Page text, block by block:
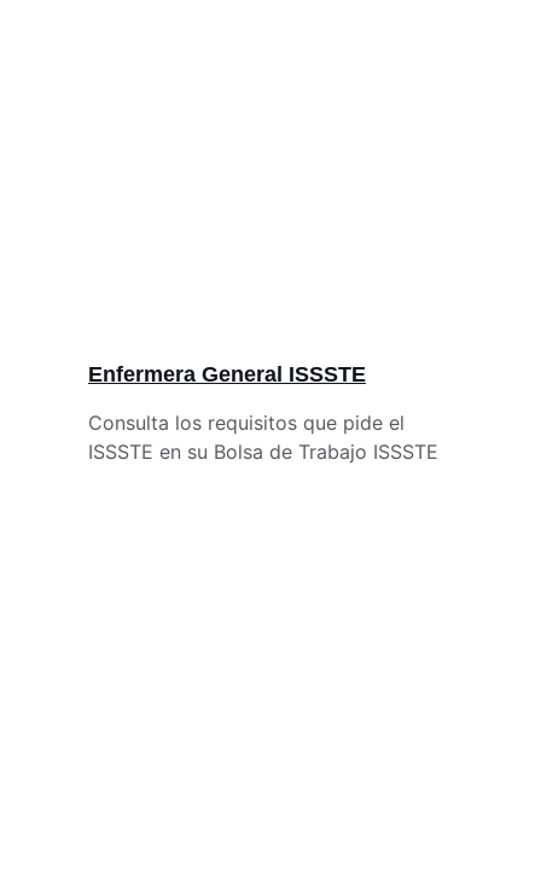
Enfermera General ISSSTE
Consulta los requisitos que pide el
ISSSTE en su Bolsa de Trabajo ISSSTE